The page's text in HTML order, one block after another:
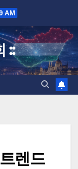
AM
::
렌드